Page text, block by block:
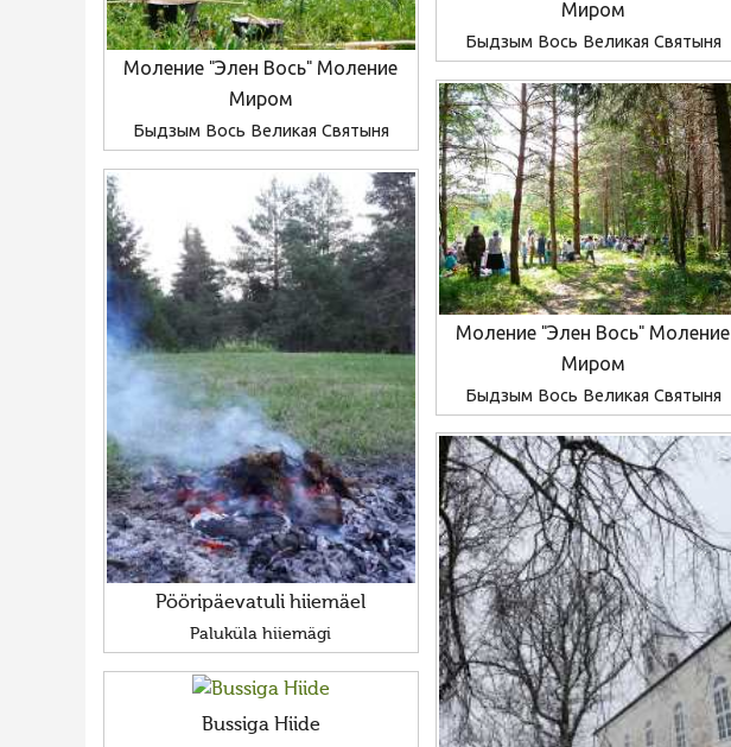
Миром
Быдзым Вось Великая Святыня
Моление "Элен Вось" Моление
Миром
Быдзым Вось Великая Святыня
Моление "Элен Вось" Моление
Миром
Быдзым Вось Великая Святыня
Pööripäevatuli hiiemäel
Paluküla hiiemägi
Bussiga Hiide